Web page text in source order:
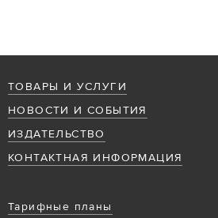
ТОВАРЫ И УСЛУГИ
НОВОСТИ И СОБЫТИЯ
ИЗДАТЕЛЬСТВО
КОНТАКТНАЯ ИНФОРМАЦИЯ
Тарифные планы